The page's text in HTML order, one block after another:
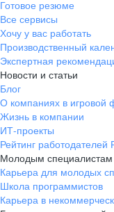
Готовое резюме
Все сервисы
Хочу у вас работать
Производственный
Экспертная
Новости и статьи
Блог
О компаниях в игровой
Жизнь в компании
ИТ-проекты
Рейтинг работодателей
Молодым специалистам
Карьера для молодых
Школа программистов
Карьера в